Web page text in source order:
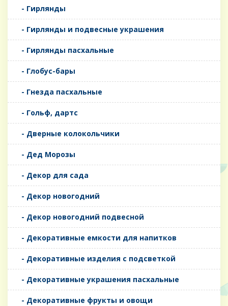
- Гирлянды
- Гирлянды и подвесные украшения
- Гирлянды пасхальные
- Глобус-бары
- Гнезда пасхальные
- Гольф, дартс
- Дверные колокольчики
- Дед Морозы
- Декор для сада
- Декор новогодний
- Декор новогодний подвесной
- Декоративные емкости для напитков
- Декоративные изделия с подсветкой
- Декоративные украшения пасхальные
- Декоративные фрукты и овощи